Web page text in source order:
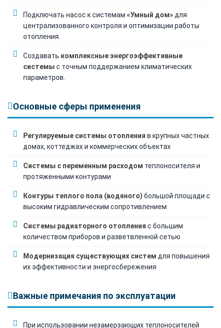
Подключать насос к системам «Умный дом» для
централизованного контроля и оптимизации работы
отопления.
Создавать комплексные энергоэффективные
системы с точным поддержанием климатических
параметров.
Основные сферы применения
Регулируемые системы отопления в крупных частных
домах, коттеджах и коммерческих объектах
Системы с переменным расходом теплоносителя и
протяженными контурами
Контуры теплого пола (водяного) большой площади с
высоким гидравлическим сопротивлением
Системы радиаторного отопления с большим
количеством приборов и разветвленной сетью
Модернизация существующих систем для повышения
их эффективности и энергосбережения
Важные примечания по эксплуатации
При использовании незамерзающих теплоносителей